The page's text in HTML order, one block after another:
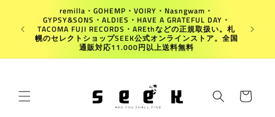
au
contenu
remilla・GOHEMP・VOIRY・Nasngwam・
GYPSY&SONS・ALDIES・HAVE A GRATEFUL DAY・
TACOMA FUJI RECORDS・AREthなどの正規取扱い。札
幌のセレクトショップSEEK公式オンラインストア。全国
通販対応11.000円以上送料無料
Panier